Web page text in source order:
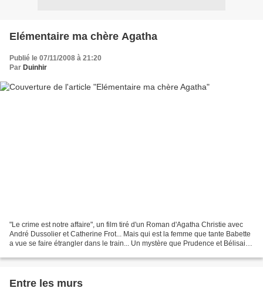
Elémentaire ma chère Agatha
Publié le 07/11/2008 à 21:20
Par Duinhir
"Le crime est notre affaire", un film tiré d'un Roman d'Agatha Christie avec
André Dussolier et Catherine Frot... Mais qui est la femme que tante Babette
a vue se faire étrangler dans le train... Un mystère que Prudence et Bélisaire
Entre les murs